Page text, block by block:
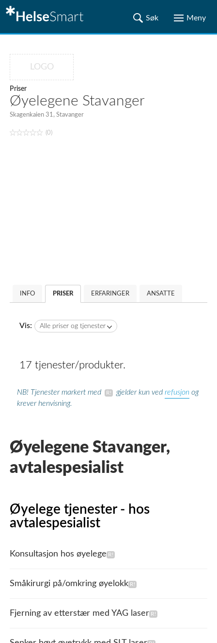
LOGO
Priser
Øyelegene Stavanger
Skagenkaien 31, Stavanger
(0)
INFO PRISER ERFARINGER ANSATTE
Vis: Alle priser og tjenester
17 tjenester/produkter.
NB! Tjenester markert med gjelder kun ved refusjon og
krever henvisning.
Øyelegene Stavanger,
avtalespesialist
Øyelege tjenester - hos
avtalespesialist
Konsultasjon hos øyelege
Småkirurgi på/omkring øyelokk
Fjerning av etterstær med YAG laser